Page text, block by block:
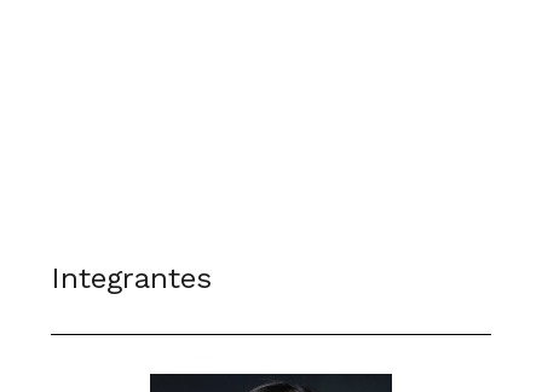
Integrantes